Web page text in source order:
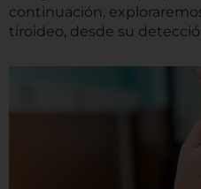
continuación,
tiroideo, desde su